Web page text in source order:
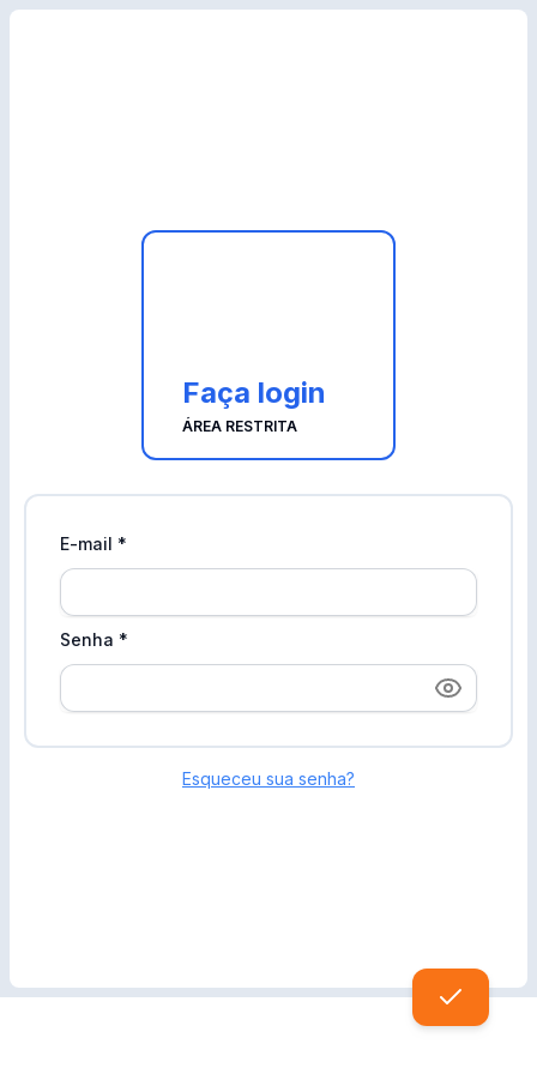
Faça login
ÁREA RESTRITA
E-mail *
Senha *
Esqueceu sua senha?